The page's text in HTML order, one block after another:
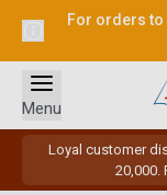
For orders
Loyal customer
20,000.
Menu